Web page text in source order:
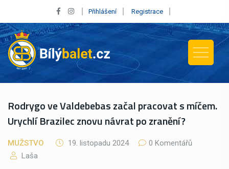
Přihlášení Registrace
Rodrygo ve Valdebebas začal pracovat s míčem.
Urychlí Brazilec znovu návrat po zranění?
MUŽSTVO 19. listopadu 2024
0 Komentářů
Laša